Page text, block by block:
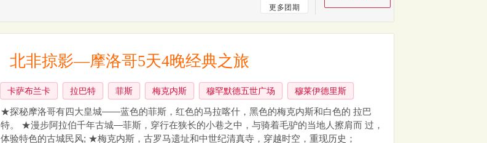
更多团期
北非掠影—摩洛哥5天4晚经典之旅
卡萨布兰卡 拉巴特 菲斯 梅克内斯 穆罕默德五世广场 穆莱伊德里斯
★探秘摩洛哥有四大皇城——蓝色的菲斯，红色的马拉喀什，黑色的梅克内斯和白色的 拉巴
特。 ★漫步阿拉伯千年古城—菲斯，穿行在狭长的小巷之中，与骑着毛驴的当地人擦肩而 过，
体验特色的古城民风; ★梅克内斯，古罗马遗址和中世纪清真寺，穿越时空，重现历史；